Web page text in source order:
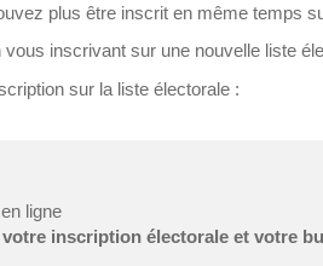
plus être inscrit en même temps
vous inscrivant sur une nouvelle liste
sur la liste électorale :
ligne
inscription électorale et votre